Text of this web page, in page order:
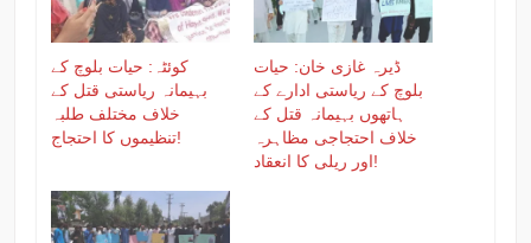
کوئٹہ: حیات بلوچ کے
بہیمانہ ریاستی قتل کے
خلاف مختلف طلبہ
تنظیموں کا احتجاج!
ڈیرہ غازی خان: حیات
بلوچ کے ریاستی ادارے کے
ہاتھوں بہیمانہ قتل کے
خلاف احتجاجی مظاہرہ
اور ریلی کا انعقاد!